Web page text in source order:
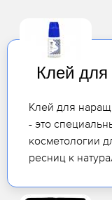
Клей
Клей для
- это
косметологии
ресниц к